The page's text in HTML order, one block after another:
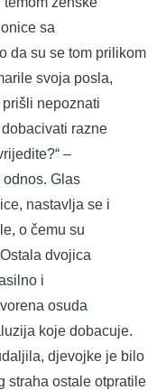
sa
da su se tom prilikom
svoja posla,
nepoznati
razne
–
Glas
nastavlja se i
o čemu su
dvojica
i
osuda
koje dobacuje.
djevojke je bilo
straha ostale otpratile